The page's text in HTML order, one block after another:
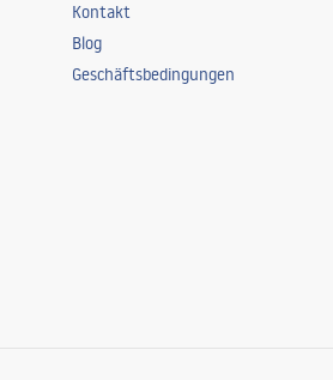
Kontakt
Blog
Geschäftsbedingungen